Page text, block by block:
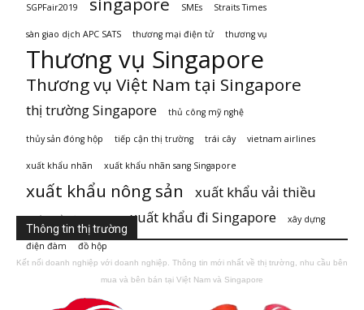
SGPFair2019 SMEs Straits Times
sàn giao dịch APC SATS thương mại điện tử thương vụ
Thương vụ Singapore
Thương vụ Việt Nam tại Singapore
thị trường Singapore thủ công mỹ nghệ
thủy sản đóng hộp tiếp cận thị trường trái cây vietnam airlines
xuất khẩu nhãn xuất khẩu nhãn sang Singapore
xuất khẩu nông sản xuất khẩu vải thiều
xuất khẩu đi Singaore xuất khẩu đi Singapore xây dựng
điện đàm đồ hộp
Thông tin thị trường
Kết nối doanh nghiệp với doanh nghiệp. Thông tin mới nhất về thị trường, nhu cầu bên
mua và bên bán tại Việt Nam và Singapore